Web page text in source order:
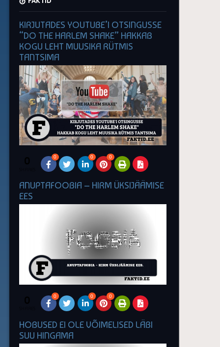
KIRJUTADES YOUTUBE’I OTSINGUSSE
“DO THE HARLEM SHAKE” HAKKAB
KOGU LEHT MUUSIKA RÜTMIS
TANTSIMA
0 0 0 0
ANUPTAFOOBIA – HIRM ÜKSIJÄÄMISE
EES
0 0 0 0
HOBUSED EI OLE VÕIMELISED LÄBI
SUU HINGAMA